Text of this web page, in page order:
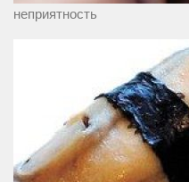
неприятность